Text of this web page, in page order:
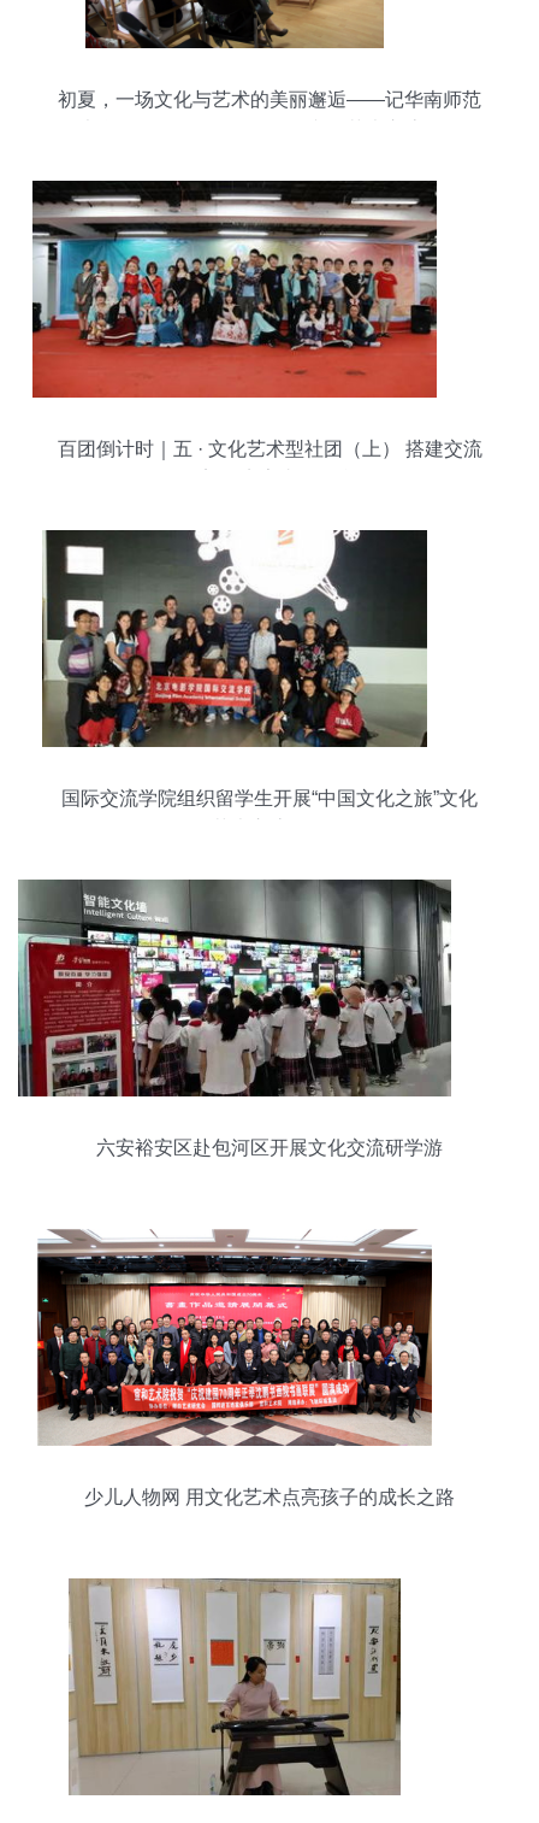
初夏，一场文化与艺术的美丽邂逅——记华南师范
百团倒计时｜五 · 文化艺术型社团（上） 搭建交流
国际交流学院组织留学生开展“中国文化之旅”文化
六安裕安区赴包河区开展文化交流研学游
少儿人物网 用文化艺术点亮孩子的成长之路